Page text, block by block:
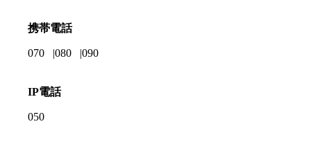
携帯電話
070 080 090
IP電話
050